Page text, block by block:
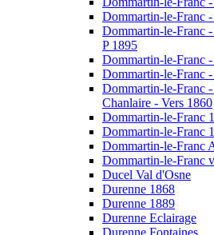
Dommartin-le-Franc
Dommartin-le-Franc
P 1895
Dommartin-le-Franc
Dommartin-le-Franc
Dommartin-le-Franc
Chanlaire - Vers 1860
Dommartin-le-Franc
Dommartin-le-Franc
Dommartin-le-Franc
Dommartin-le-Franc
Ducel Val d'Osne
Durenne 1868
Durenne 1889
Durenne Eclairage